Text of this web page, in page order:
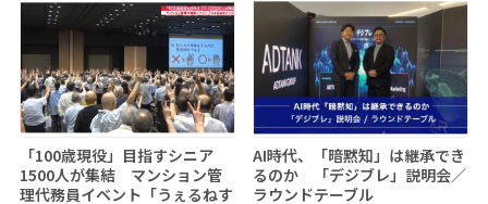
「100歳現役」目指すシニア
1500人が集結 マンション管
理代務員イベント「うぇるねす
AI時代、「暗黙知」は継承でき
るのか 「デジブレ」説明会／
ラウンドテーブル